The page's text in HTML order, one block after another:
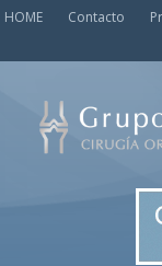
HOME Contacto